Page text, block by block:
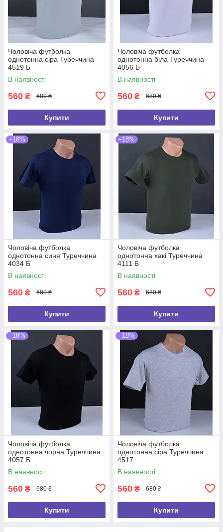
Чоловіча футболка
однотонна сіра Туреччина
4519 Б
В наявності
560 ₴ 680 ₴
Купити
Чоловіча футболка
однотонна біла Туреччина
4056 Б
В наявності
560 ₴ 680 ₴
Купити
–18%
Чоловіча футболка
однотонна синя Туреччина
4034 Б
В наявності
560 ₴ 680 ₴
Купити
–18%
Чоловіча футболка
однотонна хакі Туреччина
4111 Б
В наявності
560 ₴ 680 ₴
Купити
–18%
Чоловіча футболка
однотонна чорна Туреччина
4057 Б
В наявності
560 ₴ 680 ₴
Купити
–18%
Чоловіча футболка
однотонна сіра Туреччина
4517
В наявності
560 ₴ 680 ₴
Купити